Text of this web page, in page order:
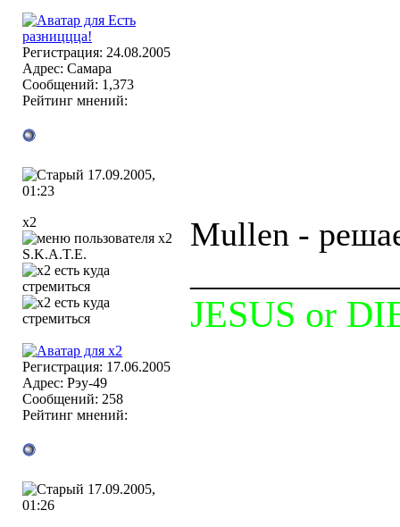
Регистрация: 24.08.2005
Адрес: Самара
Сообщений: 1,373
Рейтинг мнений:
17.09.2005,
01:23
x2
S.K.A.T.E.
Регистрация: 17.06.2005
Адрес: Рэу-49
Сообщений: 258
Рейтинг мнений:
Mullen -
JESUS or
17.09.2005,
01:26